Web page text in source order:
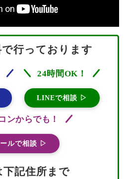
行っております
24時間OK！
LINEで相談 ▷
ンからでも！
ルで相談 ▷
下記住所まで